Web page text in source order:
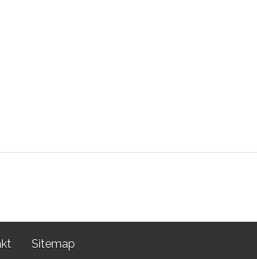
Sitemap